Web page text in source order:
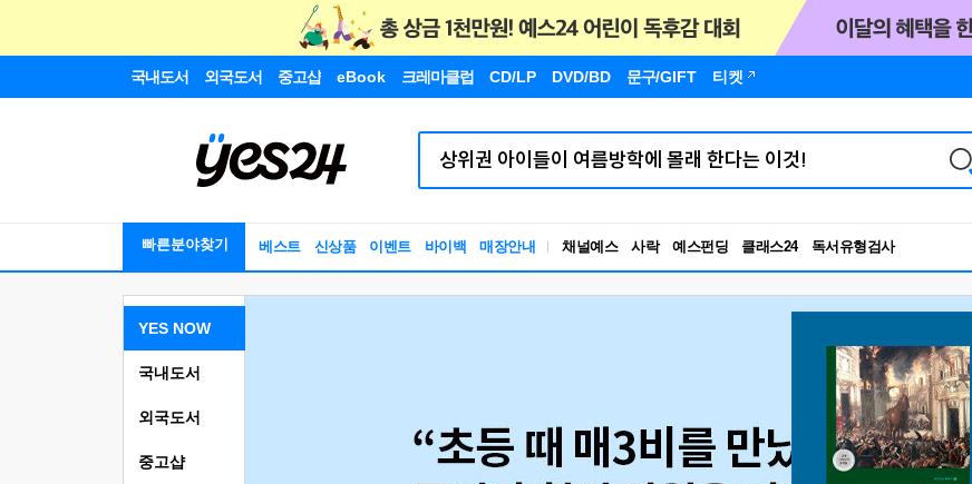
국내도서 외국도서 중고샵 eBook 크레마클럽 CD/LP DVD/BD 문구/GIFT 티켓
빠른분야찾기 베스트 신상품 이벤트 바이백 매장안내 채널예스 사락 예스펀딩 클래스24
RBTI Lab
독서유형검사
YES NOW
국내도서
외국도서
중고샵